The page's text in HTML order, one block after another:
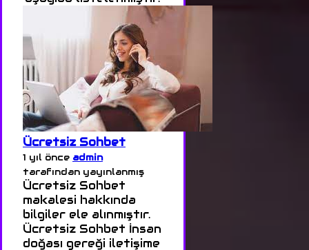
Ücretsiz Sohbet
1 yıl önce admin
tarafından yayınlanmış
Ücretsiz Sohbet
makalesi hakkında
bilgiler ele alınmıştır.
Ücretsiz Sohbet İnsan
doğası gereği iletişime